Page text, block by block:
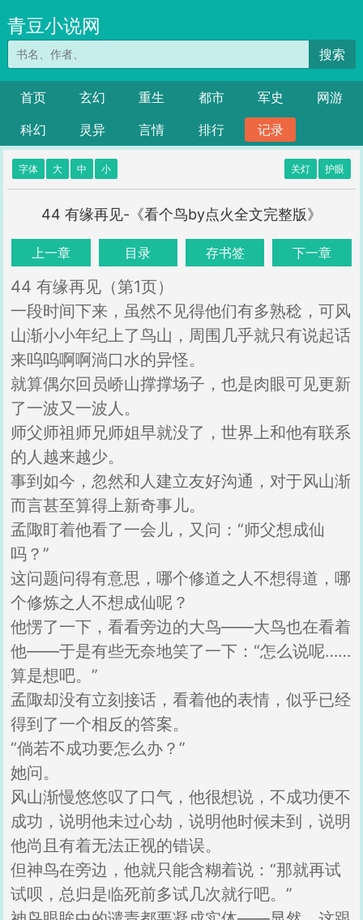
青豆小说网
搜索
首页 玄幻 重生 都市 军史
网游
科幻
灵异 言情 排行 记录
字体 大 中 小 关灯 护眼
44 有缘再见-《看个鸟by点火全文完整版》
上一章 目录 存书签 下一章
44 有缘再见（第1页）
一段时间下来，虽然不见得他们有多熟稔，可风
山渐小小年纪上了鸟山，周围几乎就只有说起话
来呜呜啊啊淌口水的异怪。
就算偶尔回员峤山撑撑场子，也是肉眼可见更新
了一波又一波人。
师父师祖师兄师姐早就没了，世界上和他有联系
的人越来越少。
事到如今，忽然和人建立友好沟通，对于风山渐
而言甚至算得上新奇事儿。
孟陬盯着他看了一会儿，又问：“师父想成仙
吗？”
这问题问得有意思，哪个修道之人不想得道，哪
个修炼之人不想成仙呢？
他愣了一下，看看旁边的大鸟——大鸟也在看着
他——于是有些无奈地笑了一下：“怎么说呢……
算是想吧。”
孟陬却没有立刻接话，看着他的表情，似乎已经
得到了一个相反的答案。
“倘若不成功要怎么办？”
她问。
风山渐慢悠悠叹了口气，他很想说，不成功便不
成功，说明他未过心劫，说明他时候未到，说明
他尚且有着无法正视的错误。
但神鸟在旁边，他就只能含糊着说：“那就再试
试呗，总归是临死前多试几次就行吧。”